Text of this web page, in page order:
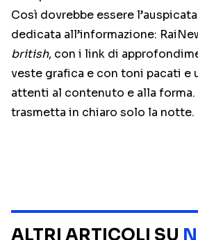
Così dovrebbe essere
dedicata all’informazione:
british, con i link di
veste grafica e con toni pacati e
attenti al contenuto e alla
trasmetta in chiaro solo la notte.
ALTRI ARTICOLI SU